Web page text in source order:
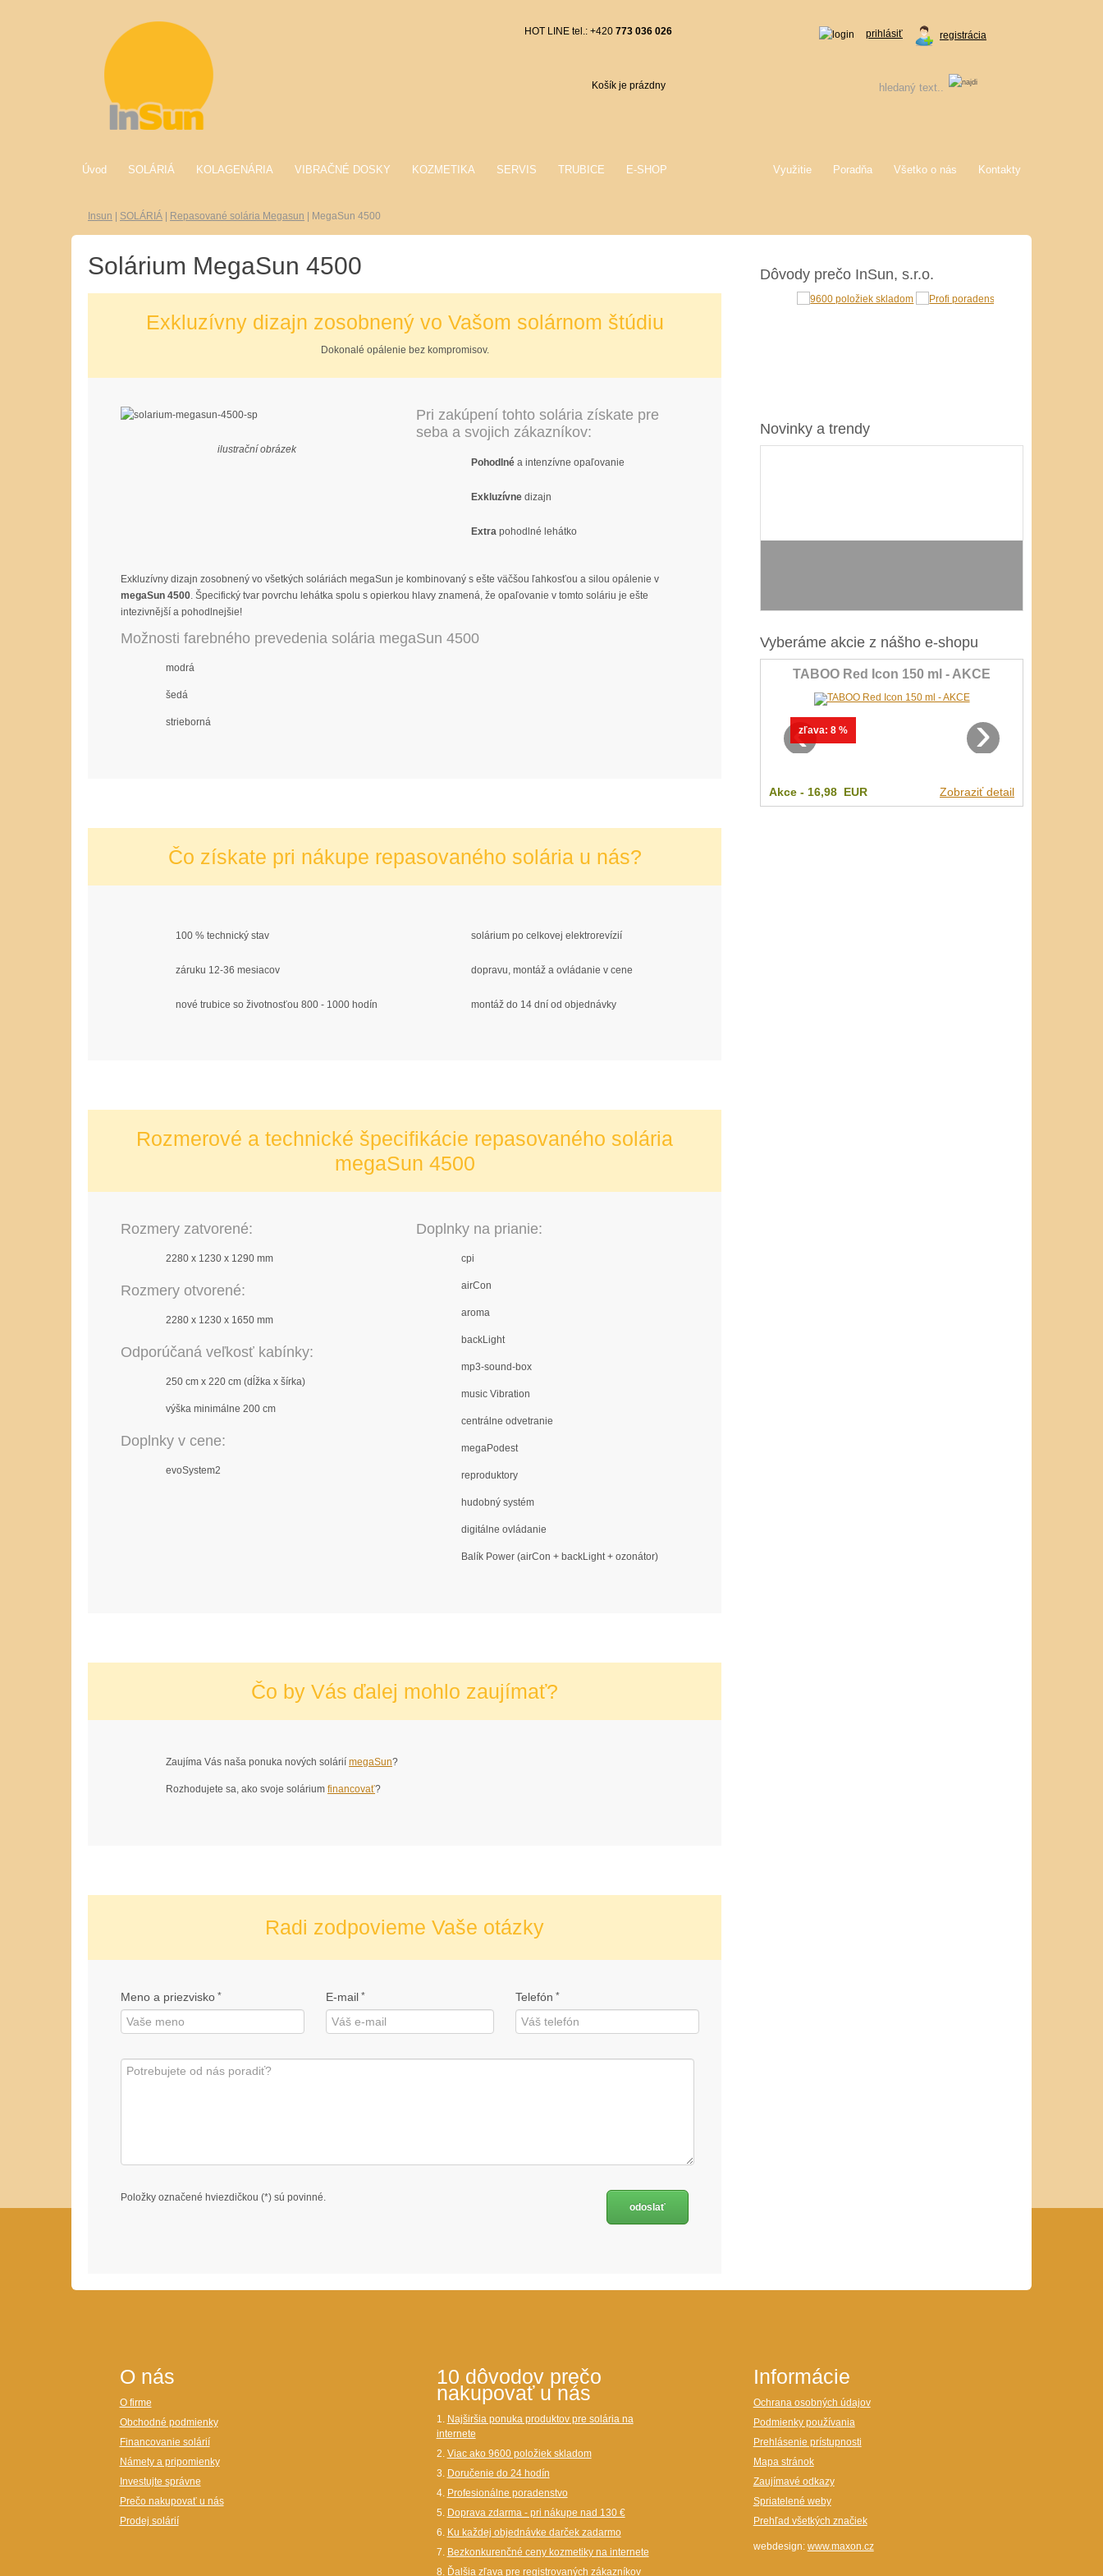
registrácia
prihlásiť
HOT LINE tel.: +420 773 036 026
Košík je prázdny
Úvod SOLÁRIÁ KOLAGENÁRIA VIBRAČNÉ DOSKY KOZMETIKA SERVIS TRUBICE E-SHOP Kontakty
Všetko o nás
Poradňa
Využitie
Insun SOLÁRIÁ Repasované solária Megasun MegaSun 4500
Solárium MegaSun 4500
Exkluzívny dizajn zosobnený vo Vašom solárnom štúdiu
Dokonalé opálenie bez kompromisov.
ilustrační obrázek
Pri zakúpení tohto solária získate pre
seba a svojich zákazníkov:
Pohodlné a intenzívne opaľovanie
Exkluzívnedizajn
Extrapohodlné lehátko
Exkluzívny dizajn zosobnený vo všetkých soláriách megaSun je kombinovaný s ešte väčšou ľahkosťou a silou opálenie v
megaSun 4500. Špecifický tvar povrchu lehátka spolu s opierkou hlavy znamená, že opaľovanie v tomto soláriu je ešte
intezivnější a pohodlnejšie!
Možnosti farebného prevedenia solária megaSun 4500
modrá
šedá
strieborná
Čo získate pri nákupe repasovaného solária u nás?
100 % technický stav
záruku 12-36 mesiacov
nové trubice so životnosťou 800 - 1000 hodín
solárium po celkovej elektrorevízií
dopravu, montáž a ovládanie v cene
montáž do 14 dní od objednávky
Rozmerové a technické špecifikácie repasovaného solária
megaSun 4500
Rozmery zatvorené:
2280 x 1230 x 1290 mm
Rozmery otvorené:
2280 x 1230 x 1650 mm
Odporúčaná veľkosť kabínky:
250 cm x 220 cm (dĺžka x šírka)
výška minimálne 200 cm
Doplnky v cene:
evoSystem2
Doplnky na prianie:
cpi
airCon
aroma
backLight
mp3-sound-box
music Vibration
centrálne odvetranie
megaPodest
reproduktory
hudobný systém
digitálne ovládanie
Balík Power (airCon + backLight + ozonátor)
Čo by Vás ďalej mohlo zaujímať?
Zaujíma Vás naša ponuka nových solárií megaSun?
Rozhodujete sa, ako svoje solárium financovať?
Radi zodpovieme Vaše otázky
Meno a priezvisko * E-mail * Telefón *
Položky označené hviezdičkou (*) sú povinné.
Dôvody prečo InSun, s.r.o.
Novinky a trendy
Vyberáme akcie z nášho e-shopu
TABOO Red Icon 150 ml - AKCE
zľava: 8 %
‹ ›
Akce - 16,98 EUR Zobraziť detail
O nás
O firme
Obchodné podmienky
Financovanie solárií
Námety a pripomienky
Investujte správne
Prečo nakupovať u nás
Prodej solárií
10 dôvodov prečo
nakupovať u nás
1. Najširšia ponuka produktov pre solária na
internete
2. Viac ako 9600 položiek skladom
3. Doručenie do 24 hodín
4. Profesionálne poradenstvo
5. Doprava zdarma - pri nákupe nad 130 €
6. Ku každej objednávke darček zadarmo
7. Bezkonkurenčné ceny kozmetiky na internete
8. Ďalšia zľava pre registrovaných zákazníkov
Informácie
Ochrana osobných údajov
Podmienky používania
Prehlásenie prístupnosti
Mapa stránok
Zaujímavé odkazy
Spriatelené weby
Prehľad všetkých značiek
webdesign: www.maxon.cz